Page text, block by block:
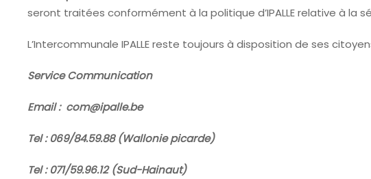
seront traitées conformément à la politique d’IPALLE relative à la
L’Intercommunale IPALLE reste toujours à disposition de ses
Service Communication
Email : com@ipalle.be
Tel : 069/84.59.88 (Wallonie picarde)
Tel : 071/59.96.12 (Sud-Hainaut)